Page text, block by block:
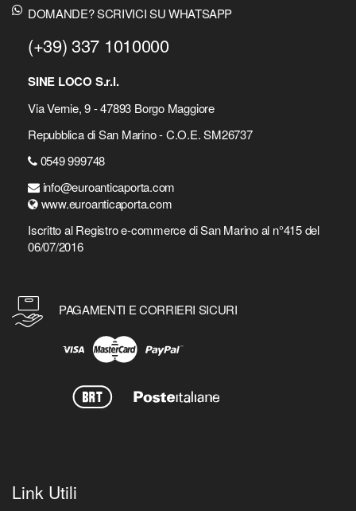
DOMANDE? SCRIVICI SU WHATSAPP
(+39) 337 1010000
SINE LOCO S.r.l.
Via Vernie, 9 - 47893 Borgo Maggiore
Repubblica di San Marino - C.O.E. SM26737
0549 999748
info@euroanticaporta.com
www.euroanticaporta.com
Iscritto al Registro e-commerce di San Marino al n°415 del
06/07/2016
PAGAMENTI E CORRIERI SICURI
Link Utili